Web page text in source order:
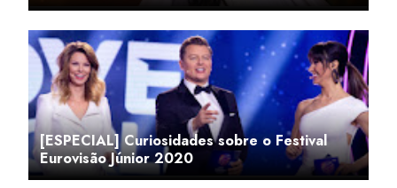
[ESPECIAL] Curiosidades sobre o Festival
Eurovisão Júnior 2020